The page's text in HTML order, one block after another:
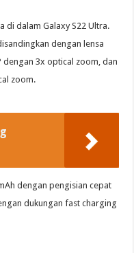
di dalam Galaxy S22 Ultra.
dengan lensa
dengan 3x optical zoom, dan
zoom.
dengan pengisian cepat
dukungan fast charging